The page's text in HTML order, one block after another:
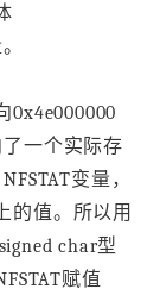
0x4e000000
一个实际存
变量，
的值。所以用
char型
赋值